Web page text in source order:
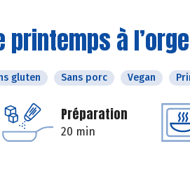
printemps à
gluten Sans porc Vegan
Préparation
20 min